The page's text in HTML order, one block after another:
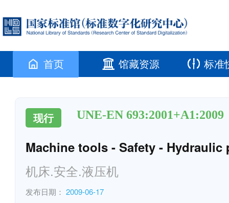
首页 馆藏资源 标准
现行 UNE-EN 693:2001+A1:2009
Machine tools - Safety - Hydraulic
机床.安全.液压机
发布日期： 2009-06-17